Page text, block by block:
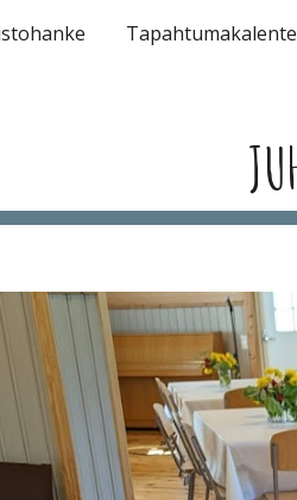
Skip to main content